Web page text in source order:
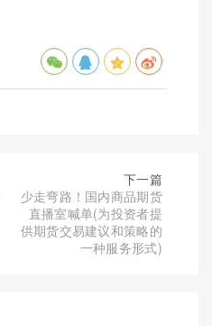
下一篇
少走弯路！国内商品期货
直播室喊单(为投资者提
供期货交易建议和策略的
一种服务形式)